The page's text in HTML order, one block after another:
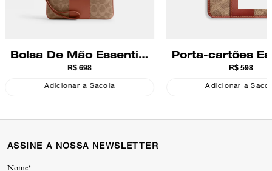
Bolsa De Mão Essential
Small Wristlet Signature
Coach
R$ 698
Adicionar a Sacola
Porta-cartões
Mini Id
R$ 598
Adicionar a
ASSINE A NOSSA NEWSLETTER
Nome*